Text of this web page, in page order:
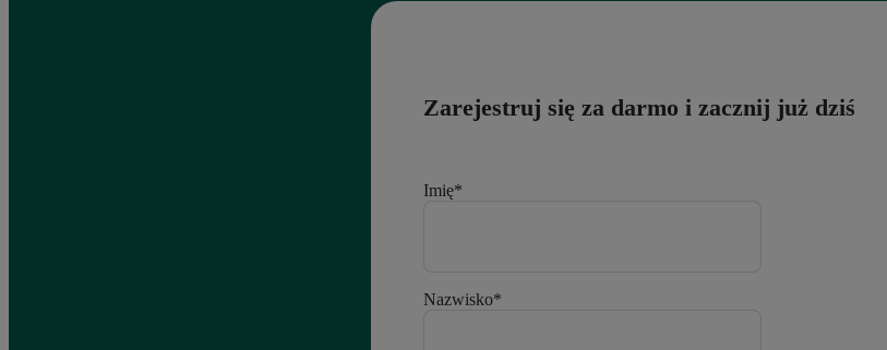
Zarejestruj się za darmo i zacznij już dziś
Imię*
Nazwisko*